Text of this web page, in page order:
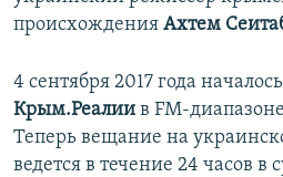
происхождения Ахтем
4 сентября 2017 года
Крым.Реалии в FM-
Теперь вещание на
ведется в течение 24 часов в